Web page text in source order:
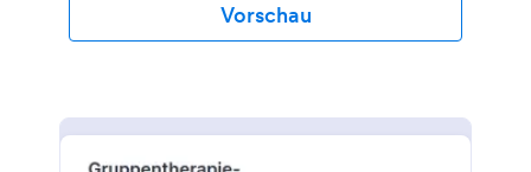
Vorschau